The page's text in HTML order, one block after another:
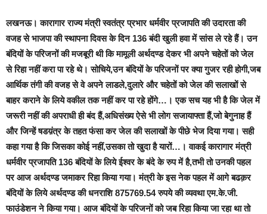
लखनऊ। कारागार राज्य मंत्री स्वतंत्र प्रभार धर्मवीर प्रजापति की उदारता की
वजह से भाजपा की स्थापना दिवस के दिन 136 बंदी खुली हवा में सांस ले रहे हैं। उन
बंदियों के परिजनों की मजबूरी थी कि मामूली अर्थदण्ड देकर भी अपने चहेतों को जेल
से रिहा नहीं करा पा रहे थे। सोचिये,उन बंदियों के परिजनों पर क्या गुजर रही होगी,जब
आर्थिक तंगी की वजह से वे अपने लाडले,दुलारे और चहेतों को जेल की सलाखों से
बाहर कराने के लिये वकील तक नहीं कर पा रहे होंगे…। एक सच यह भी है कि जेल में
जरूरी नहीं की अपराधी ही बंद हैं,अधिसंख्य ऐसे भी लोग सजायाफ्ता हैं,जो बेगुनाह हैं
और जिन्हें षडय़ंत्र के तहत फंसा कर जेल की सलाखों के पीछे भेज दिया गया। सही
कहा गया है कि जिसका कोई नहीं,उसका तो खुदा है यारों…। वाकई कारागार मंत्री
धर्मवीर प्रजापति 136 बंदियों के लिये ईश्वर के बंदे के रुप में है,तभी तो उनकी पहल
पर आज अर्थदण्ड जमाकर रिहा किया गया। मंत्री के इस नेक पहल में आगे बढक़र
बंदियों के लिये अर्थदण्ड की धनराशि 875769.54 रुपये की व्यवथा एम.के.जी.
फाउंडेशन ने किया गया। आज बंदियों के परिजनों को जब रिहा किया जा रहा था तो